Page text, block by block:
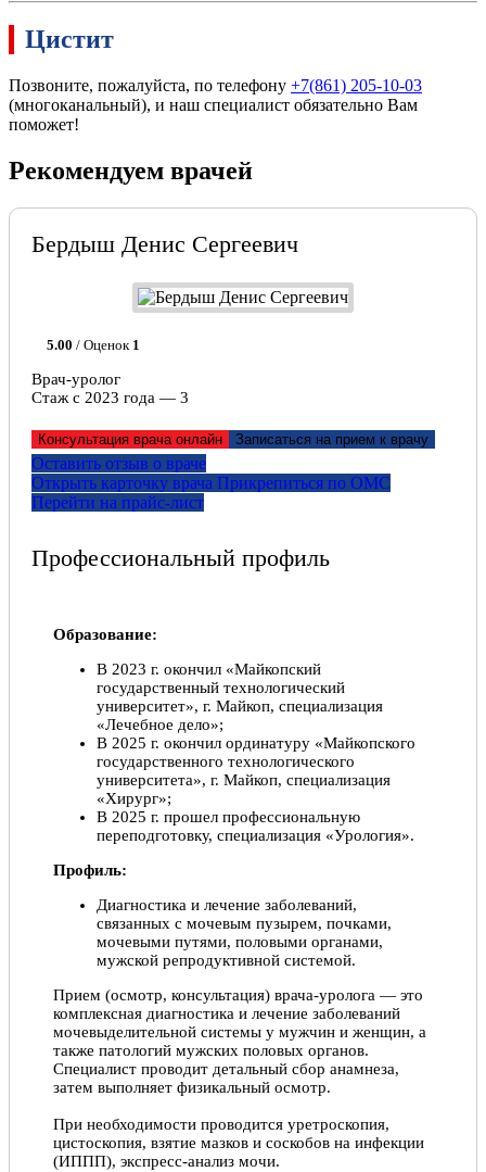
Цистит
Позвоните, пожалуйста, по телефону +7(861) 205-10-03
(многоканальный), и наш специалист обязательно Вам
поможет!
Рекомендуем врачей
Бердыш Денис Сергеевич
5.00 / Оценок 1
Врач-уролог
Стаж с 2023 года — 3
Консультация врача онлайн Записаться на прием к врачу
Оставить отзыв о враче
Открыть карточку врача Прикрепитьcя по ОМС
Перейти на прайс-лист
Профессиональный профиль
Образование:
В 2023 г. окончил «Майкопский
государственный технологический
университет», г. Майкоп, специализация
«Лечебное дело»;
В 2025 г. окончил ординатуру «Майкопского
государственного технологического
университета», г. Майкоп, специализация
«Хирург»;
В 2025 г. прошел профессиональную
переподготовку, специализация «Урология».
Профиль:
Диагностика и лечение заболеваний,
связанных с мочевым пузырем, почками,
мочевыми путями, половыми органами,
мужской репродуктивной системой.
Прием (осмотр, консультация) врача-уролога — это
комплексная диагностика и лечение заболеваний
мочевыделительной системы у мужчин и женщин, а
также патологий мужских половых органов.
Специалист проводит детальный сбор анамнеза,
затем выполняет физикальный осмотр.
При необходимости проводится уретроскопия,
цистоскопия, взятие мазков и соскобов на инфекции
(ИППП), экспресс-анализ мочи.